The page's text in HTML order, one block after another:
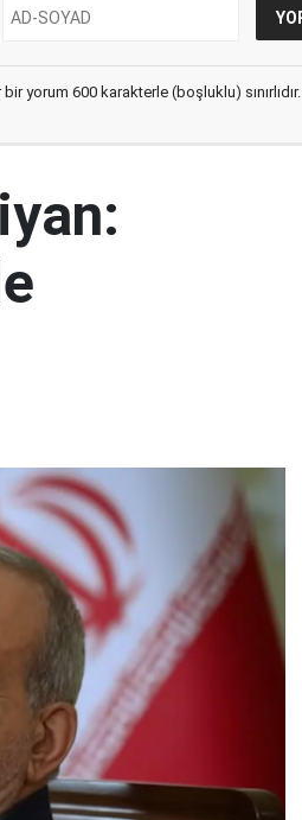
yorum 600 karakterle (boşluklu) sınırlıdır.